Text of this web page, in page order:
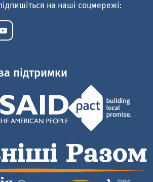
на наші соцмережі:
підтримки